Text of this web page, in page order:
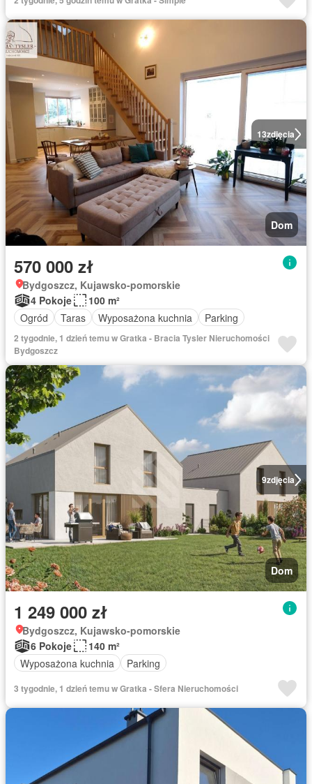
13zdjęcia
Dom
570 000 zł
Bydgoszcz, Kujawsko-pomorskie
4 Pokoje
100 m²
Ogród
Taras Wyposażona kuchnia Parking
2 tygodnie, 1 dzień temu w Gratka - Bracia Tysler Nieruchomości
Bydgoszcz
9zdjęcia
Dom
1 249 000 zł
Bydgoszcz, Kujawsko-pomorskie
6 Pokoje
140 m²
Wyposażona kuchnia
Parking
3 tygodnie, 1 dzień temu w Gratka - Sfera Nieruchomości